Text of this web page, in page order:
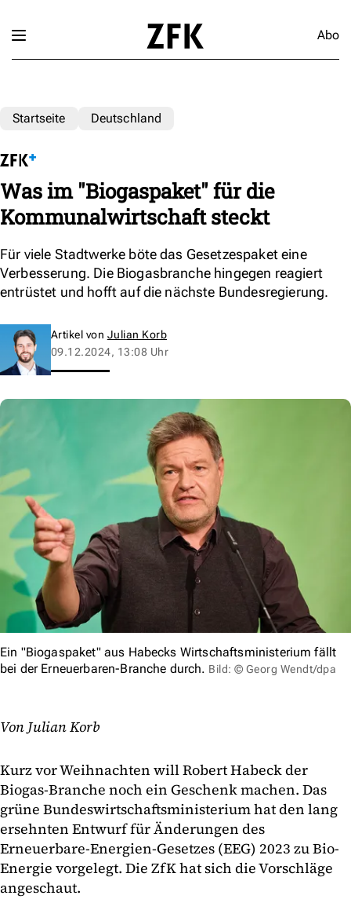
Abo
Startseite Deutschland
Was im "Biogaspaket" für die
Kommunalwirtschaft steckt
Für viele Stadtwerke böte das Gesetzespaket eine
Verbesserung. Die Biogasbranche hingegen reagiert
entrüstet und hofft auf die nächste Bundesregierung.
Artikel von Julian Korb
09.12.2024, 13:08 Uhr
Ein "Biogaspaket" aus Habecks Wirtschaftsministerium fällt
bei der Erneuerbaren-Branche durch. Bild: © Georg Wendt/dpa
Von Julian Korb
Kurz vor Weihnachten will Robert Habeck der
Biogas-Branche noch ein Geschenk machen. Das
grüne Bundeswirtschaftsministerium hat den lang
ersehnten Entwurf für Änderungen des
Erneuerbare-Energien-Gesetzes (EEG) 2023 zu Bio-
Energie vorgelegt. Die ZfK hat sich die Vorschläge
angeschaut.